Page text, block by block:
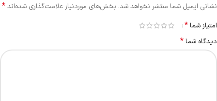
نشانی ایمیل شما منتشر نخواهد شد. بخش‌های موردنیاز علامت‌گذاری شده‌اند*
امتیاز شما*
دیدگاه شما*